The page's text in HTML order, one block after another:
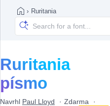
› Ruritania
Ruritania
písmo
Navrhl Paul Lloyd
Zdarma